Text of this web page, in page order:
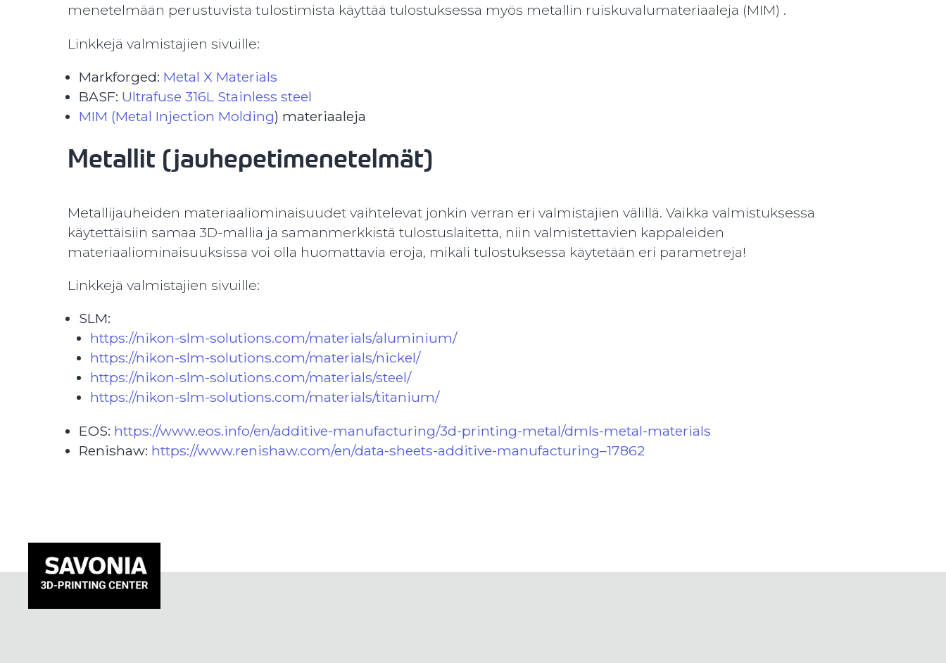
menetelmään perustuvista tulostimista käyttää tulostuksessa myös metallin ruiskuvalumateriaaleja (MIM) .
Linkkejä valmistajien sivuille:
Markforged: Metal X Materials
BASF: Ultrafuse 316L Stainless steel
MIM (Metal Injection Molding) materiaaleja
Metallit (jauhepetimenetelmät)
Metallijauheiden materiaaliominaisuudet vaihtelevat jonkin verran eri valmistajien välillä. Vaikka valmistuksessa
käytettäisiin samaa 3D-mallia ja samanmerkkistä tulostuslaitetta, niin valmistettavien kappaleiden
materiaaliominaisuuksissa voi olla huomattavia eroja, mikäli tulostuksessa käytetään eri parametreja!
Linkkejä valmistajien sivuille:
SLM:
https://nikon-slm-solutions.com/materials/aluminium/
https://nikon-slm-solutions.com/materials/nickel/
https://nikon-slm-solutions.com/materials/steel/
https://nikon-slm-solutions.com/materials/titanium/
EOS: https://www.eos.info/en/additive-manufacturing/3d-printing-metal/dmls-metal-materials
Renishaw: https://www.renishaw.com/en/data-sheets-additive-manufacturing–17862